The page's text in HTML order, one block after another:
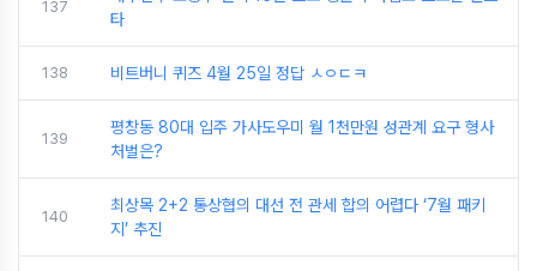
137
타
138 비트버니 퀴즈 4월 25일 정답 ㅅㅇㄷㅋ
139
평창동 80대 입주 가사도우미 월 1천만원 성관계 요구 형사
처벌은?
140
최상목 2+2 통상협의 대선 전 관세 합의 어렵다 ‘7월 패키
지’ 추진